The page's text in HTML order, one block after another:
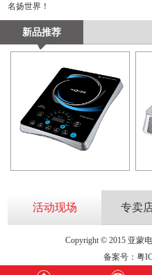
名扬世界！
新品推荐
活动现场 专卖
Copyright © 2015 亚蒙
备案号： 粤